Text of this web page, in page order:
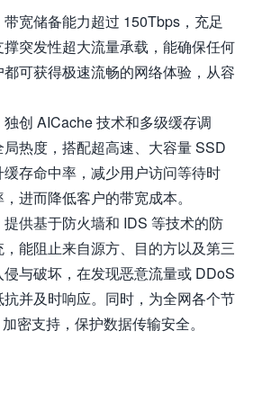
带宽储备能力超过 150Tbps，充足
突发性超大流量承载，能确保任何
可获得极速流畅的网络体验，从容
独创 AICache 技术和多级缓存调
热度，搭配超高速、大容量 SSD
存命中率，减少用户访问等待时
进而降低客户的带宽成本。
提供基于防火墙和 IDS 等技术的防
能阻止来自源方、目的方以及第三
与破坏，在发现恶意流量或 DDoS
并及时响应。同时，为全网各个节
密支持，保护数据传输安全。